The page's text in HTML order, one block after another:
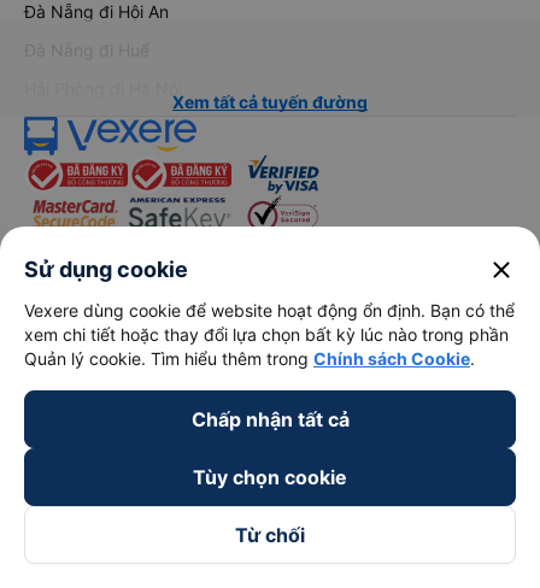
Đà Nẵng đi Hội An
Đà Nẵng đi Huế
Xem tất cả tuyến đường
keyboard_arrow_down
Về chúng tôi
Hỗ trợ
keyboard_arrow_down
Trở thành đối tác
Đối tác thanh toán
Sử dụng cookie close
Vexere dùng cookie để website hoạt động ổn định. Bạn có thể
xem chi tiết hoặc thay đổi lựa chọn bất kỳ lúc nào trong phần
Quản lý cookie. Tìm hiểu thêm trong Chính sách Cookie.
Chấp nhận tất cả
Tùy chọn cookie
Từ chối